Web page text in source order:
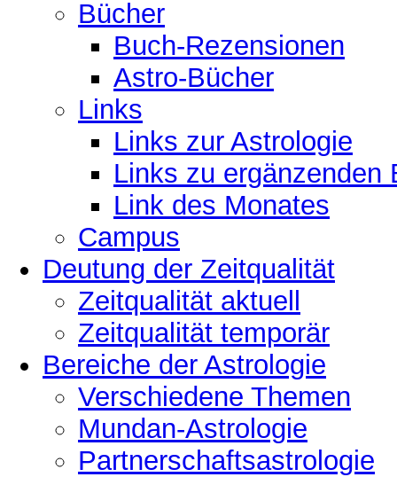
Bücher
Buch-Rezensionen
Astro-Bücher
Links
Links zur Astrologie
Links zu ergänzenden
Link des Monates
Campus
Deutung der Zeitqualität
Zeitqualität aktuell
Zeitqualität temporär
Bereiche der Astrologie
Verschiedene Themen
Mundan-Astrologie
Partnerschaftsastrologie